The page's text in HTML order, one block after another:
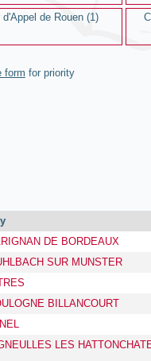
d'Appel de Rouen (1)
form for priority
DE BORDEAUX
SUR MUNSTER
BILLANCOURT
LES